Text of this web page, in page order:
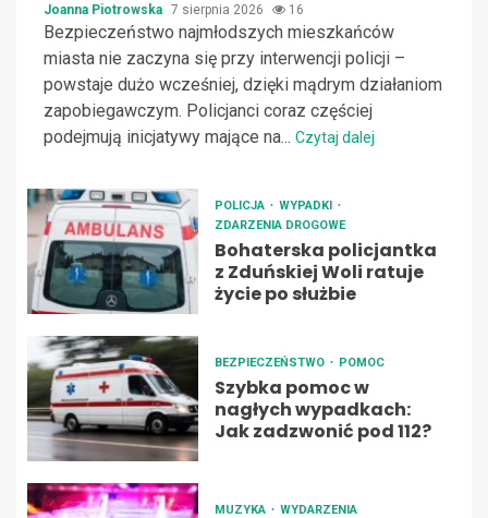
Joanna Piotrowska 7 sierpnia 2026 16
Bezpieczeństwo najmłodszych mieszkańców
miasta nie zaczyna się przy interwencji policji –
powstaje dużo wcześniej, dzięki mądrym działaniom
zapobiegawczym. Policjanci coraz częściej
podejmują inicjatywy mające na... Czytaj dalej
POLICJA
WYPADKI
ZDARZENIA DROGOWE
Bohaterska policjantka
z Zduńskiej Woli ratuje
życie po służbie
BEZPIECZEŃSTWO POMOC
Szybka pomoc w
nagłych wypadkach:
Jak zadzwonić pod 112?
MUZYKA WYDARZENIA